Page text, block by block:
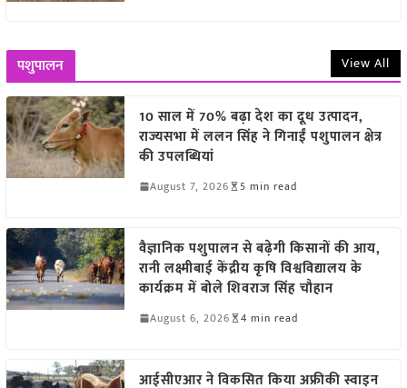
पशुपालन View All
10 साल में 70% बढ़ा देश का दूध उत्पादन,
राज्यसभा में ललन सिंह ने गिनाईं पशुपालन क्षेत्र
की उपलब्धियां
August 7, 2026 5 min read
वैज्ञानिक पशुपालन से बढ़ेगी किसानों की आय,
रानी लक्ष्मीबाई केंद्रीय कृषि विश्वविद्यालय के
कार्यक्रम में बोले शिवराज सिंह चौहान
August 6, 2026 4 min read
आईसीएआर ने विकसित किया अफ्रीकी स्वाइन